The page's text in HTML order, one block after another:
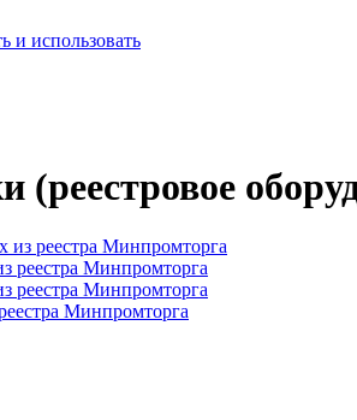
и использовать
реестра Минпромторга
Минпромторга